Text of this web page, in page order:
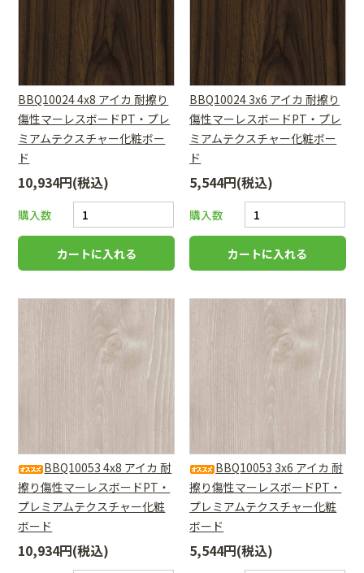
BBQ10024 4x8 アイカ 耐擦り
傷性マーレスボードPT・プレ
ミアムテクスチャー化粧ボー
ド
10,934円(税込)
購入数
BBQ10024 3x6 アイカ 耐擦り
傷性マーレスボードPT・プレ
ミアムテクスチャー化粧ボー
ド
5,544円(税込)
購入数
BBQ10053 4x8 アイカ 耐
擦り傷性マーレスボードPT・
プレミアムテクスチャー化粧
ボード
10,934円(税込)
BBQ10053 3x6 アイカ 耐
擦り傷性マーレスボードPT・
プレミアムテクスチャー化粧
ボード
5,544円(税込)